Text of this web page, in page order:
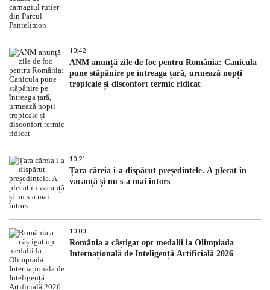
10:42
ANM anunță zile de foc pentru România: Canicula
pune stăpânire pe întreaga țară, urmează nopți
tropicale și disconfort termic ridicat
10:21
Țara căreia i-a dispărut președintele. A plecat în
vacanță și nu s-a mai întors
10:00
România a câștigat opt medalii la Olimpiada
Internațională de Inteligență Artificială 2026